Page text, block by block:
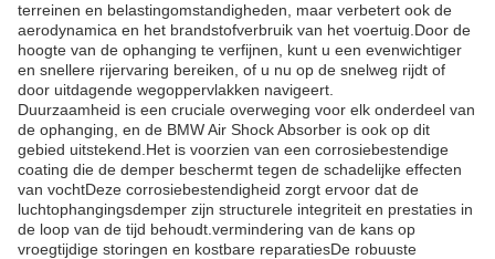
terreinen en belastingomstandigheden, maar verbetert ook de
aerodynamica en het brandstofverbruik van het voertuig.Door de
hoogte van de ophanging te verfijnen, kunt u een evenwichtiger
en snellere rijervaring bereiken, of u nu op de snelweg rijdt of
door uitdagende wegoppervlakken navigeert.
Duurzaamheid is een cruciale overweging voor elk onderdeel van
de ophanging, en de BMW Air Shock Absorber is ook op dit
gebied uitstekend.Het is voorzien van een corrosiebestendige
coating die de demper beschermt tegen de schadelijke effecten
van vochtDeze corrosiebestendigheid zorgt ervoor dat de
luchtophangingsdemper zijn structurele integriteit en prestaties in
de loop van de tijd behoudt.vermindering van de kans op
vroegtijdige storingen en kostbare reparatiesDe robuuste